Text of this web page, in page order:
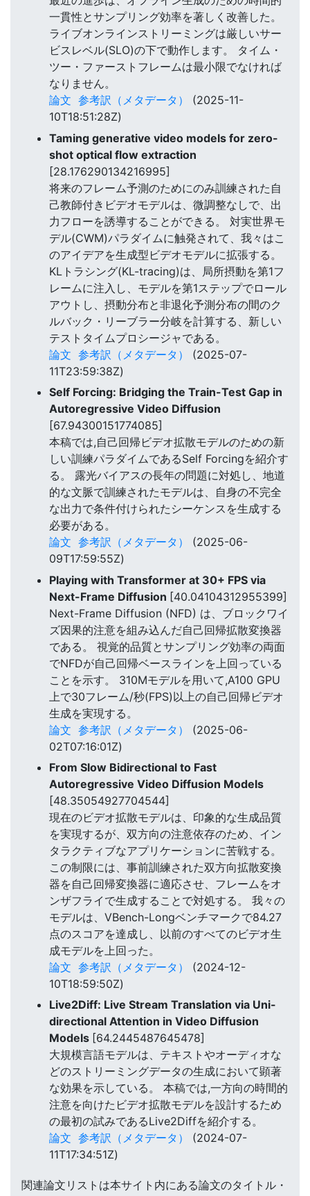
一貫性とサンプリング効率を著しく改善した。
ライブオンラインストリーミングは厳しいサー
ビスレベル(SLO)の下で動作します。 タイム・
ツー・ファーストフレームは最小限でなければ
なりません。
論文 参考訳（メタデータ）
(2025-11-
10T18:51:28Z)
Taming generative video models for zero-
shot optical flow extraction
[28.176290134216995]
将来のフレーム予測のためにのみ訓練された自
己教師付きビデオモデルは、微調整なしで、出
力フローを誘導することができる。 対実世界モ
デル(CWM)パラダイムに触発されて、我々はこ
のアイデアを生成型ビデオモデルに拡張する。
KLトラシング(KL-tracing)は、局所摂動を第1フ
レームに注入し、モデルを第1ステップでロール
アウトし、摂動分布と非退化予測分布の間のク
ルバック・リーブラー分岐を計算する、新しい
テストタイムプロシージャである。
論文 参考訳（メタデータ）
(2025-07-
11T23:59:38Z)
Self Forcing: Bridging the Train-Test Gap in
Autoregressive Video Diffusion
[67.94300151774085]
本稿では,自己回帰ビデオ拡散モデルのための新
しい訓練パラダイムであるSelf Forcingを紹介す
る。 露光バイアスの長年の問題に対処し、地道
的な文脈で訓練されたモデルは、自身の不完全
な出力で条件付けられたシーケンスを生成する
必要がある。
論文 参考訳（メタデータ）
(2025-06-
09T17:59:55Z)
Playing with Transformer at 30+ FPS via
Next-Frame Diffusion [40.04104312955399]
Next-Frame Diffusion (NFD) は、ブロックワイ
ズ因果的注意を組み込んだ自己回帰拡散変換器
である。 視覚的品質とサンプリング効率の両面
でNFDが自己回帰ベースラインを上回っている
ことを示す。 310Mモデルを用いて,A100 GPU
上で30フレーム/秒(FPS)以上の自己回帰ビデオ
生成を実現する。
論文 参考訳（メタデータ）
(2025-06-
02T07:16:01Z)
From Slow Bidirectional to Fast
Autoregressive Video Diffusion Models
[48.35054927704544]
現在のビデオ拡散モデルは、印象的な生成品質
を実現するが、双方向の注意依存のため、イン
タラクティブなアプリケーションに苦戦する。
この制限には、事前訓練された双方向拡散変換
器を自己回帰変換器に適応させ、フレームをオ
ンザフライで生成することで対処する。 我々の
モデルは、VBench-Longベンチマークで84.27
点のスコアを達成し、以前のすべてのビデオ生
成モデルを上回った。
論文 参考訳（メタデータ）
(2024-12-
10T18:59:50Z)
Live2Diff: Live Stream Translation via Uni-
directional Attention in Video Diffusion
Models [64.2445487645478]
大規模言語モデルは、テキストやオーディオな
どのストリーミングデータの生成において顕著
な効果を示している。 本稿では,一方向の時間的
注意を向けたビデオ拡散モデルを設計するため
の最初の試みであるLive2Diffを紹介する。
論文 参考訳（メタデータ）
(2024-07-
11T17:34:51Z)
関連論文リストは本サイト内にある論文のタイトル・